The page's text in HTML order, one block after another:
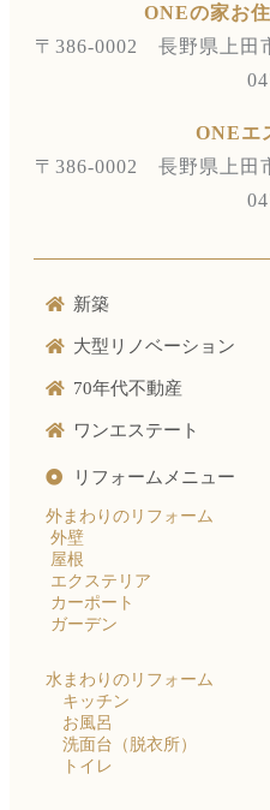
ONEの家お
〒386-0002 長野県上田
ONEエ
〒386-0002 長野県上田
新築
大型リノベーション
70年代不動産
ワンエステート
リフォームメニュー
外まわりのリフォーム
外壁
屋根
エクステリア
カーポート
ガーデン
水まわりのリフォーム
キッチン
お風呂
洗面台（脱衣所）
トイレ